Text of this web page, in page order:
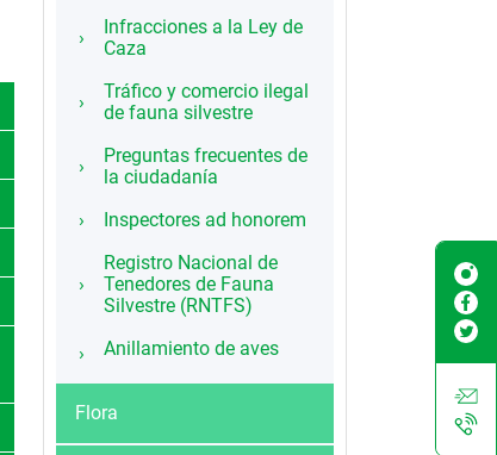
Infracciones a la Ley de
Caza
Tráfico y comercio ilegal
de fauna silvestre
Preguntas frecuentes de
la ciudadanía
Inspectores ad honorem
Registro Nacional de
Tenedores de Fauna
Silvestre (RNTFS)
Anillamiento de aves
Flora